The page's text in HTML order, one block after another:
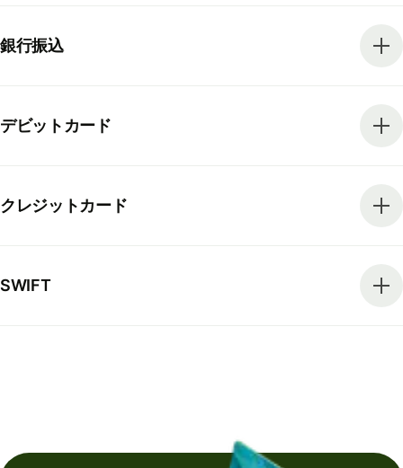
銀行振込
デビットカード
クレジットカード
SWIFT